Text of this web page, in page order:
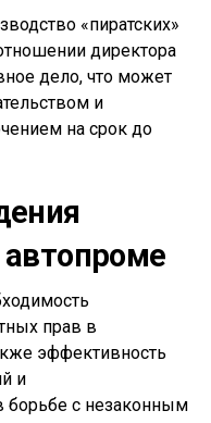
«пиратских»
директора
дело, что может
и
на срок до
автопроме
прав в
эффективность
и
борьбе с незаконным